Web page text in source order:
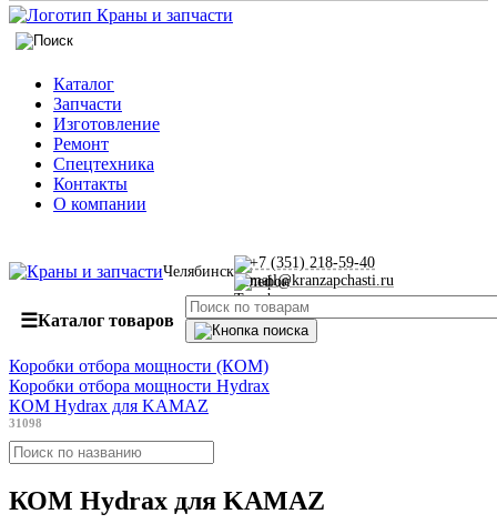
Каталог
Запчасти
Изготовление
Ремонт
Спецтехника
Контакты
О компании
Челябинск
+7 (351) 218-59-40
mail@kranzapchasti.ru
☰Каталог товаров
Коробки отбора мощности (КОМ)
Коробки отбора мощности Hydrax
КОМ Hydrax для KAMAZ
31098
КОМ Hydrax для KAMAZ